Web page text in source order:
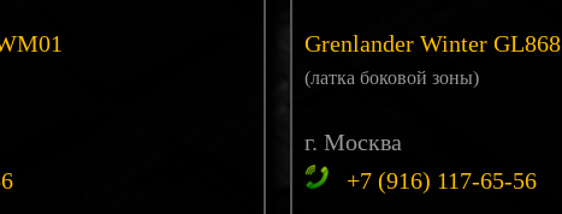
Grenlander Winter GL868
(латка боковой зоны)
г. Москва
+7 (916) 117-65-56